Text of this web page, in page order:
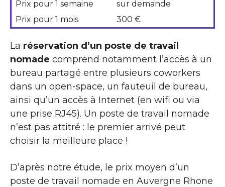
Prix pour 1 semaine
sur demande
Prix pour 1 mois
300 €
La réservation d’un poste de travail
nomade comprend notamment l’accès à un
bureau partagé entre plusieurs coworkers
dans un open-space, un fauteuil de bureau,
ainsi qu’un accès à Internet (en wifi ou via
une prise RJ45). Un poste de travail nomade
n’est pas attitré : le premier arrivé peut
choisir la meilleure place !
D’après notre étude, le prix moyen d’un
poste de travail nomade en Auvergne Rhone